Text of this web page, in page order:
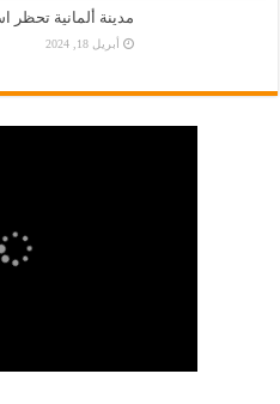
مدينة ألمانية تحظر
أبريل 18, 2024